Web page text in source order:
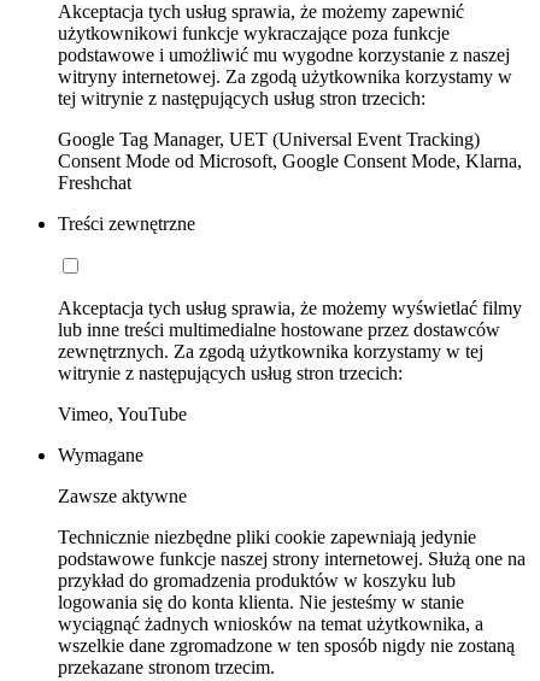
Akceptacja tych usług sprawia, że możemy zapewnić
użytkownikowi funkcje wykraczające poza funkcje
podstawowe i umożliwić mu wygodne korzystanie z naszej
witryny internetowej. Za zgodą użytkownika korzystamy w
tej witrynie z następujących usług stron trzecich:
Google Tag Manager, UET (Universal Event Tracking)
Consent Mode od Microsoft, Google Consent Mode, Klarna,
Freshchat
Treści zewnętrzne
Akceptacja tych usług sprawia, że możemy wyświetlać filmy
lub inne treści multimedialne hostowane przez dostawców
zewnętrznych. Za zgodą użytkownika korzystamy w tej
witrynie z następujących usług stron trzecich:
Vimeo, YouTube
Wymagane
Zawsze aktywne
Technicznie niezbędne pliki cookie zapewniają jedynie
podstawowe funkcje naszej strony internetowej. Służą one na
przykład do gromadzenia produktów w koszyku lub
logowania się do konta klienta. Nie jesteśmy w stanie
wyciągnąć żadnych wniosków na temat użytkownika, a
wszelkie dane zgromadzone w ten sposób nigdy nie zostaną
przekazane stronom trzecim.